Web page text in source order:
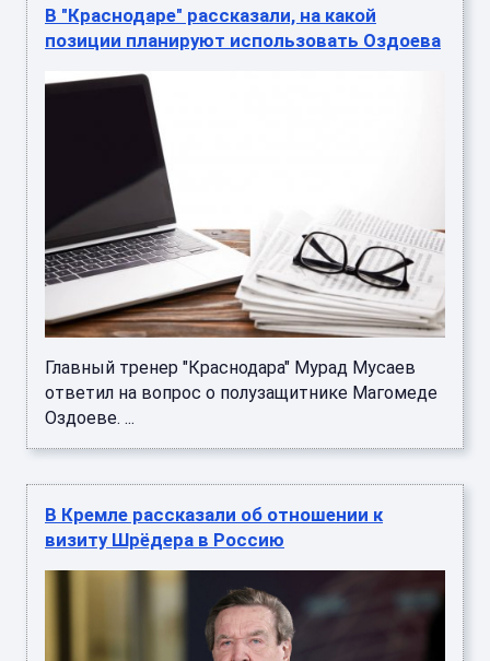
позиции планируют использовать Оздоева
Главный тренер "Краснодара" Мурад Мусаев
ответил на вопрос о полузащитнике Магомеде
Оздоеве. ...
В Кремле рассказали об отношении к
визиту Шрёдера в Россию